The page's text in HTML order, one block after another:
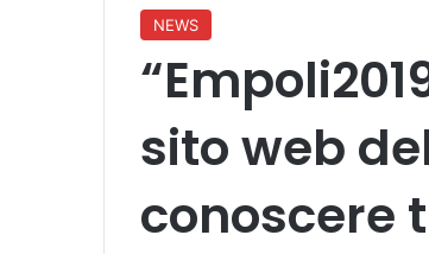
NEWS
sito web
conoscere